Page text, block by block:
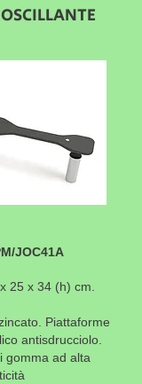
JOC41A
25 x 34(h) cm.
Piattaforme
antisdrucciolo.
gomma ad alta